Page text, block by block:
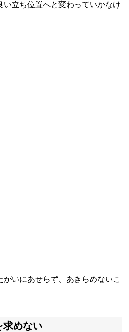
い立ち位置へと変わっていかなけ
がいにあせらず、あきらめないこ
求めない